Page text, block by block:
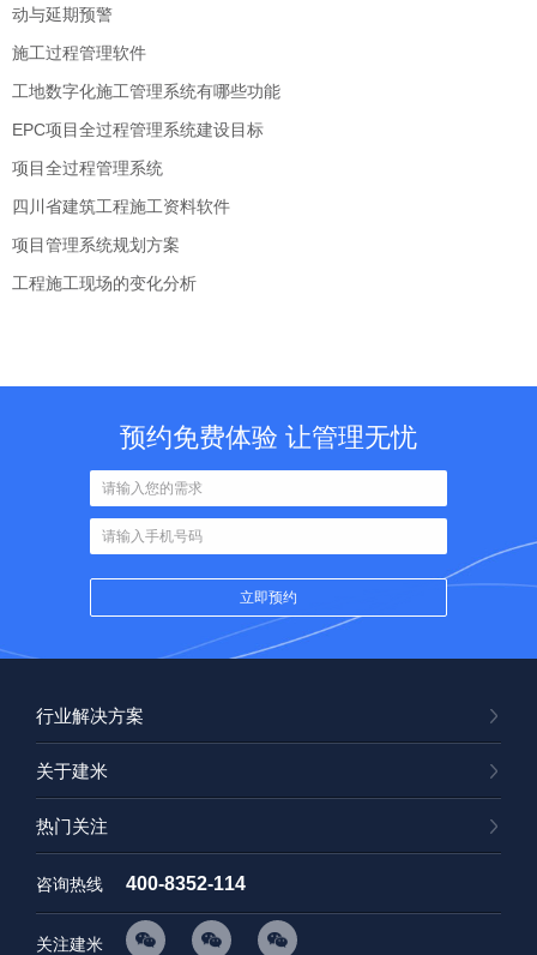
动与延期预警
施工过程管理软件
工地数字化施工管理系统有哪些功能
EPC项目全过程管理系统建设目标
项目全过程管理系统
四川省建筑工程施工资料软件
项目管理系统规划方案
工程施工现场的变化分析
预约免费体验 让管理无忧
行业解决方案
关于建米
热门关注
咨询热线 400-8352-114
关注建米